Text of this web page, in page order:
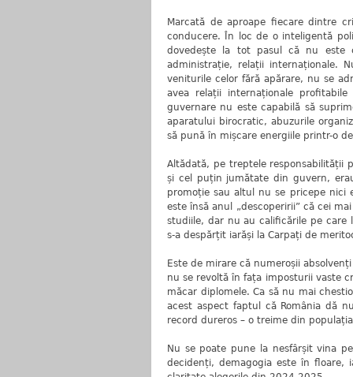
Marcată de aproape fiecare dintre
conducere. În loc de o inteligentă
dovedește la tot pasul că nu este
administrație, relații internaționale.
veniturile celor fără apărare, nu se
avea relații internaționale
guvernare nu este capabilă să
aparatului birocratic, abuzurile
să pună în mișcare energiile printr-o
Altădată, pe treptele
și cel puțin jumătate din guvern,
promoție sau altul nu se pricepe nici
este însă anul „descoperirii” că cei
studiile, dar nu au calificările pe care
s-a despărțit iarăși la Carpați de
Este de mirare că numeroșii
nu se revoltă în fața imposturii vaste
măcar diplomele. Ca să nu mai
acest aspect faptul că România dă
record dureros – o treime din
Nu se poate pune la nesfârșit vina
decidenți, demagogia este în floare,